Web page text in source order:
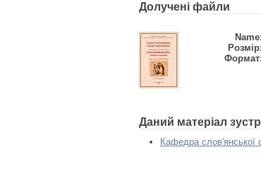
Долучені файли
Name:
Розмір:
Формат:
Даний матеріал
Кафедра слов'янської